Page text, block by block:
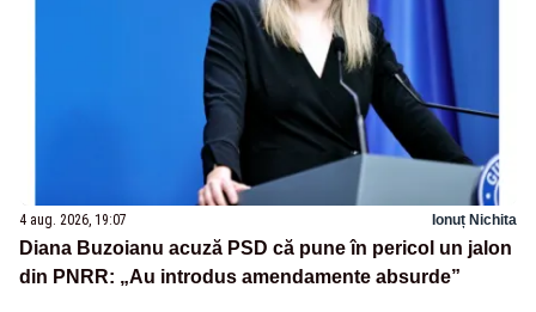
4 aug. 2026, 19:07 Ionuț Nichita
Diana Buzoianu acuză PSD că pune în pericol un jalon
din PNRR: „Au introdus amendamente absurde”